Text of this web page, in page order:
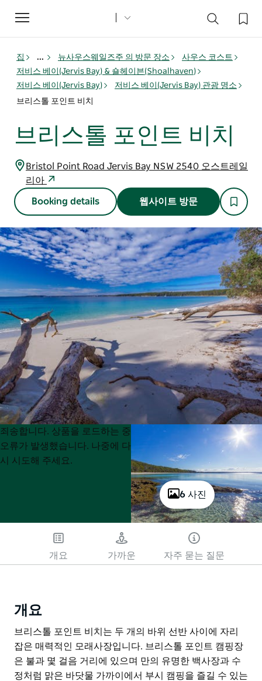
Toggle
navigation
집 ... 뉴사우스웨일즈주 의 방문 장소
사우스 코스트
저비스 베이(Jervis Bay) & 숄헤이븐(Shoalhaven)
저비스 베이(Jervis Bay)
저비스 베이(Jervis Bay) 관광 명소
브리스톨 포인트 비치
브리스톨 포인트 비치
Bristol Point Road Jervis Bay NSW 2540 오스트레일
리아
Booking details 웹사이트 방문
6 사진
Product
List
Product
List
죄송합니다. 상품을 로드하는 중
오류가 발생했습니다. 나중에 다
시 시도해 주세요.
개요 가까운 자주 묻는 질문
개요
브리스톨 포인트 비치는 두 개의 바위 선반 사이에 자리
잡은 매력적인 모래사장입니다. 브리스톨 포인트 캠핑장
은 불과 몇 걸음 거리에 있으며 만의 유명한 백사장과 수
정처럼 맑은 바닷물 가까이에서 부시 캠핑을 즐길 수 있는